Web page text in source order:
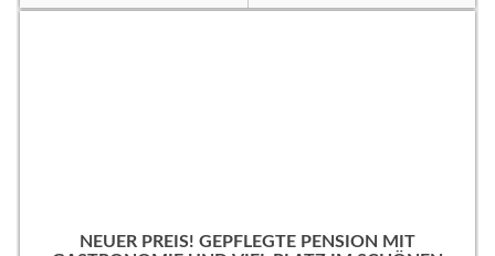
NEUER PREIS! GEPFLEGTE PENSION MIT